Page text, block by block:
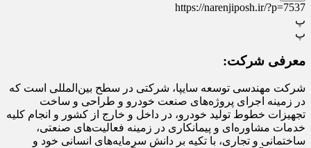
https://narenjiposh.ir/?p=7537
پ
پ
معرفی شرکت:
شرکت مهندسی توسعه سایپا، شرکتی در سطح بین‌المللی است که
در زمینه اجرای پروژه‌های صنعت خودرو و طراحی و ساخت
تجهیزات خطوط تولید خودرو، در داخل و خارج از کشور و انجام کلیه
خدمات مشاوره‌ای و پیمانکاری در زمینه فعالیت‌های صنعتی،
ساختمانی و تجاری، با تکیه بر دانش سرمایه‌های انسانی خود و